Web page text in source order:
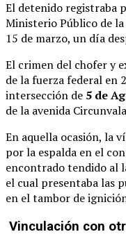
El detenido registraba
Ministerio Público de la
15 de marzo, un día
El crimen del chofer y
de la fuerza federal en
intersección de 5 de
de la avenida
En aquella ocasión, la
por la espalda en el
encontrado tendido al
el cual presentaba las
en el tambor de
Vinculación con